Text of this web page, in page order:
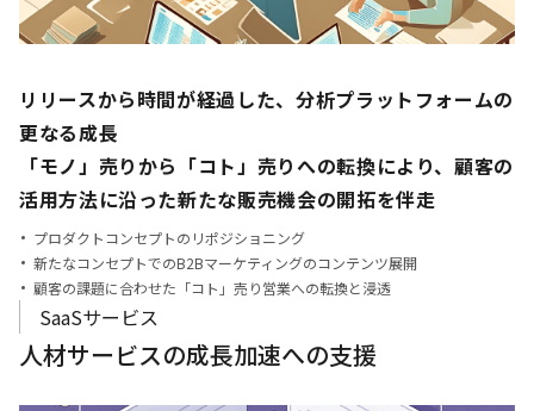
リリースから時間が経過した、分析プラットフォームの
更なる成長
「モノ」売りから「コト」売りへの転換により、顧客の
活用方法に沿った新たな販売機会の開拓を伴走
プロダクトコンセプトのリポジショニング
新たなコンセプトでのB2Bマーケティングのコンテンツ展開
顧客の課題に合わせた「コト」売り営業への転換と浸透
SaaSサービス
人材サービスの成長加速への支援